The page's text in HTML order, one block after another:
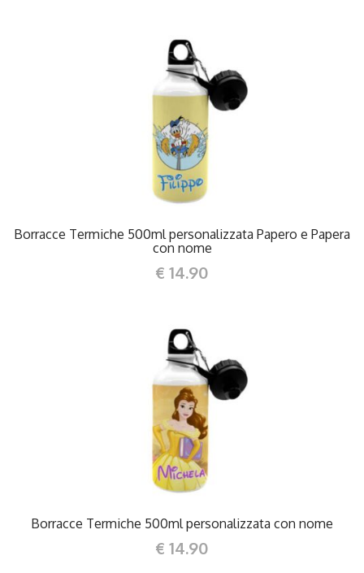
DETTAGLI
Borracce Termiche 500ml personalizzata Papero e Papera
con nome
€ 14.90
DETTAGLI
Borracce Termiche 500ml personalizzata con nome
€ 14.90